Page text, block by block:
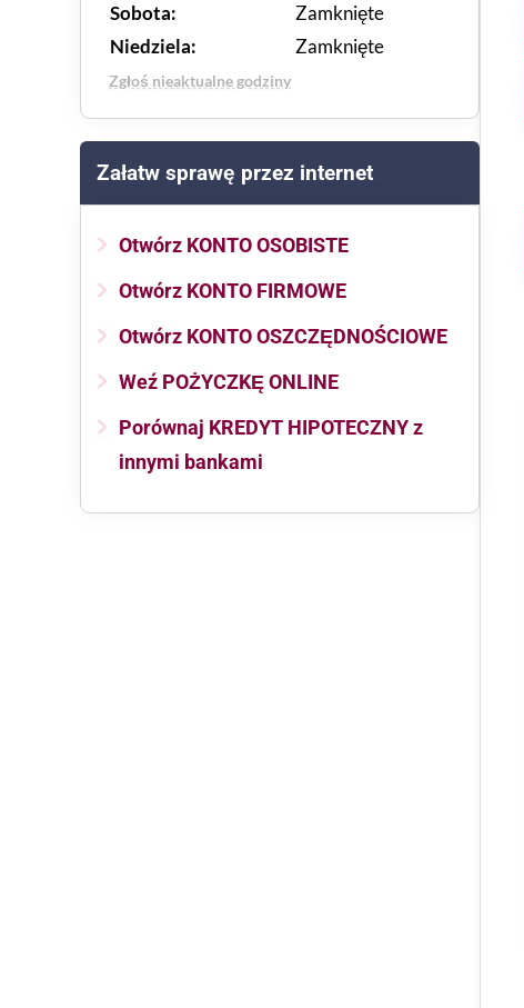
Sobota:
Zamknięte
Niedziela:
Zamknięte
Zgłoś nieaktualne godziny
Załatw sprawę przez internet
Otwórz KONTO OSOBISTE
Otwórz KONTO FIRMOWE
Otwórz KONTO OSZCZĘDNOŚCIOWE
Weź POŻYCZKĘ ONLINE
Porównaj KREDYT HIPOTECZNY z
innymi bankami